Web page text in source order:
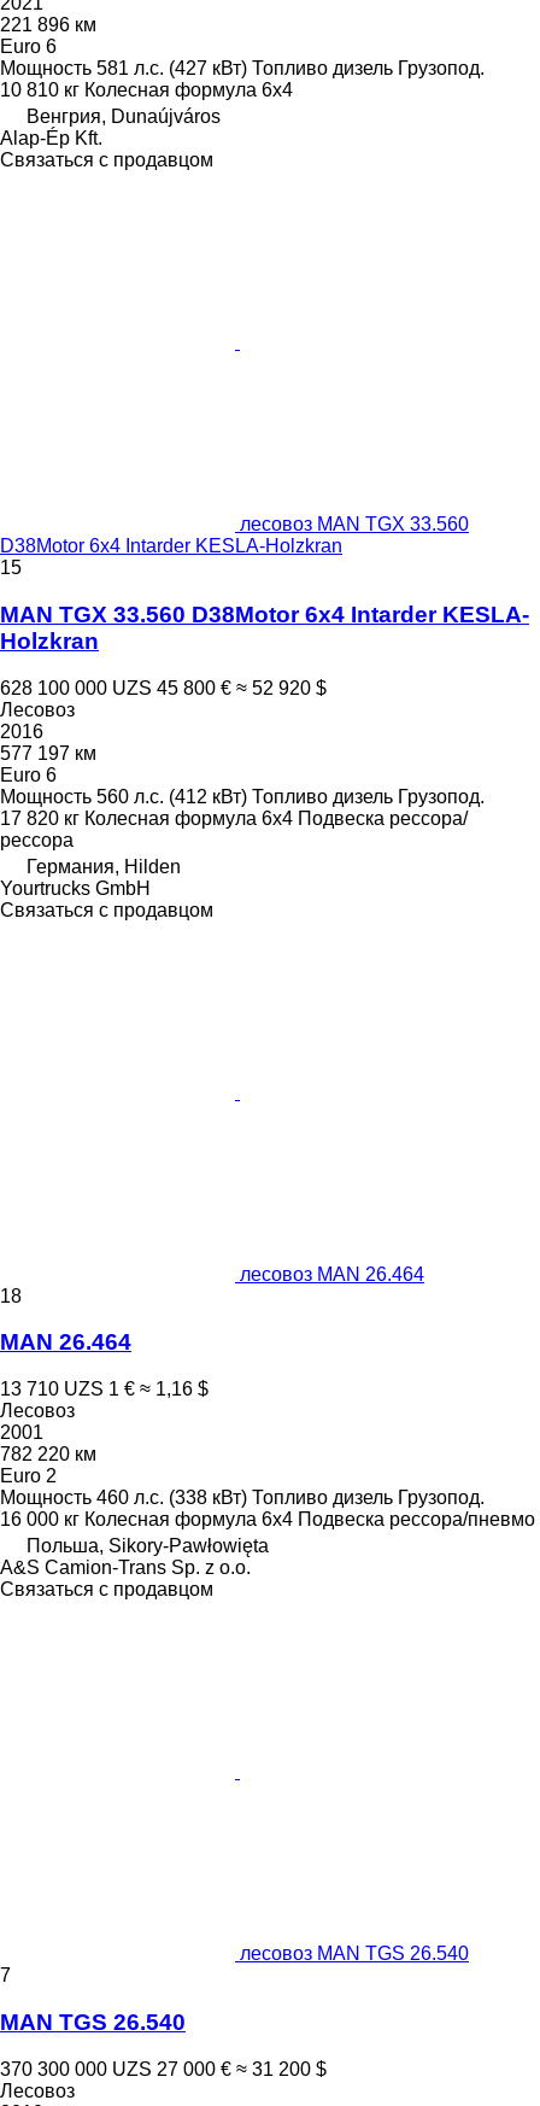
221 896 км
Euro 6
Мощность 581 л.с. (427 кВт) Топливо дизель Грузопод.
10 810 кг Колесная формула 6x4
Венгрия, Dunaújváros
Alap-Ép Kft.
Связаться с продавцом
лесовоз MAN TGX 33.560
D38Motor 6x4 Intarder KESLA-Holzkran
15
MAN TGX 33.560 D38Motor 6x4 Intarder KESLA-
Holzkran
628 100 000 UZS 45 800 € ≈ 52 920 $
Лесовоз
2016
577 197 км
Euro 6
Мощность 560 л.с. (412 кВт) Топливо дизель Грузопод.
17 820 кг Колесная формула 6x4 Подвеска рессора/
рессора
Германия, Hilden
Yourtrucks GmbH
Связаться с продавцом
лесовоз MAN 26.464
18
MAN 26.464
13 710 UZS 1 € ≈ 1,16 $
Лесовоз
2001
782 220 км
Euro 2
Мощность 460 л.с. (338 кВт) Топливо дизель Грузопод.
16 000 кг Колесная формула 6x4 Подвеска рессора/пневмо
Польша, Sikory-Pawłowięta
A&S Camion-Trans Sp. z o.o.
Связаться с продавцом
лесовоз MAN TGS 26.540
7
MAN TGS 26.540
370 300 000 UZS 27 000 € ≈ 31 200 $
Лесовоз